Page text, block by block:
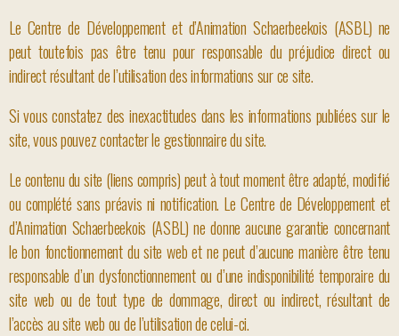
Le Centre de Développement et d’Animation Schaerbeekois (ASBL) ne
peut toutefois pas être tenu pour responsable du préjudice direct ou
indirect résultant de l’utilisation des informations sur ce site.
Si vous constatez des inexactitudes dans les informations publiées sur le
site, vous pouvez contacter le gestionnaire du site.
Le contenu du site (liens compris) peut à tout moment être adapté, modifié
ou complété sans préavis ni notification. Le Centre de Développement et
d’Animation Schaerbeekois (ASBL) ne donne aucune garantie concernant
le bon fonctionnement du site web et ne peut d’aucune manière être tenu
responsable d’un dysfonctionnement ou d’une indisponibilité temporaire du
site web ou de tout type de dommage, direct ou indirect, résultant de
l’accès au site web ou de l’utilisation de celui-ci.